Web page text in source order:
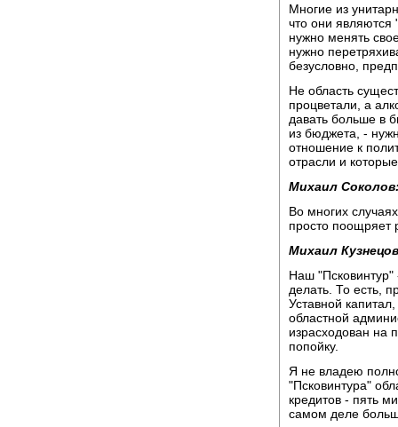
Многие из
что они
нужно менять
нужно
безусловно,
Не область
процветали, а
давать больше в
из бюджета, -
отношение к
отрасли и
Михаил
Во многих
просто поощряет
Михаил
Наш "Псковинтур"
делать. То есть,
Уставной
областной
израсходован на
попойку.
Я не владею
"Псковинтура"
кредитов - пять
самом деле